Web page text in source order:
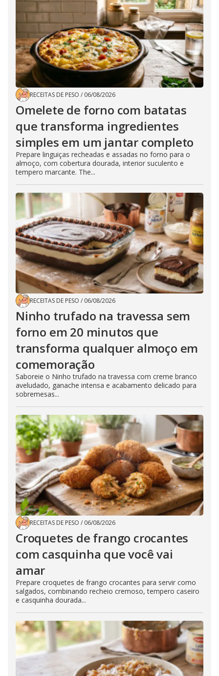
RECEITAS DE PESO / 06/08/2026
Omelete de forno com batatas
que transforma ingredientes
simples em um jantar completo
Prepare linguiças recheadas e assadas no forno para o
almoço, com cobertura dourada, interior suculento e
tempero marcante. The...
RECEITAS DE PESO / 06/08/2026
Ninho trufado na travessa sem
forno em 20 minutos que
transforma qualquer almoço em
comemoração
Saboreie o Ninho trufado na travessa com creme branco
aveludado, ganache intensa e acabamento delicado para
sobremesas...
RECEITAS DE PESO / 06/08/2026
Croquetes de frango crocantes
com casquinha que você vai
amar
Prepare croquetes de frango crocantes para servir como
salgados, combinando recheio cremoso, tempero caseiro
e casquinha dourada...